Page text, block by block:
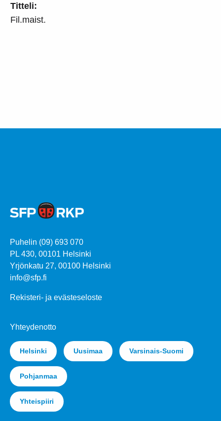
Titteli:
Fil.maist.
Puhelin (09) 693 070
PL 430, 00101 Helsinki
Yrjönkatu 27, 00100 Helsinki
info@sfp.fi
Rekisteri- ja evästeseloste
Yhteydenotto
Helsinki Uusimaa Varsinais-Suomi
Pohjanmaa
Yhteispiiri